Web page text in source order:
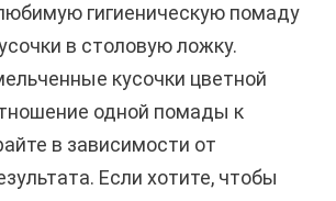
гигиеническую помаду
в столовую ложку.
кусочки цветной
одной помады к
в зависимости от
Если хотите, чтобы